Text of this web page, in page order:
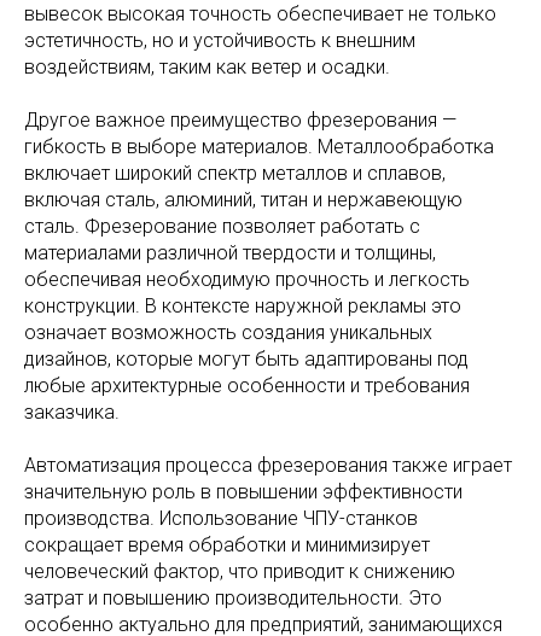
вывесок высокая точность обеспечивает не только
эстетичность, но и устойчивость к внешним
воздействиям, таким как ветер и осадки.
Другое важное преимущество фрезерования —
гибкость в выборе материалов. Металлообработка
включает широкий спектр металлов и сплавов,
включая сталь, алюминий, титан и нержавеющую
сталь. Фрезерование позволяет работать с
материалами различной твердости и толщины,
обеспечивая необходимую прочность и легкость
конструкции. В контексте наружной рекламы это
означает возможность создания уникальных
дизайнов, которые могут быть адаптированы под
любые архитектурные особенности и требования
заказчика.
Автоматизация процесса фрезерования также играет
значительную роль в повышении эффективности
производства. Использование ЧПУ-станков
сокращает время обработки и минимизирует
человеческий фактор, что приводит к снижению
затрат и повышению производительности. Это
особенно актуально для предприятий, занимающихся